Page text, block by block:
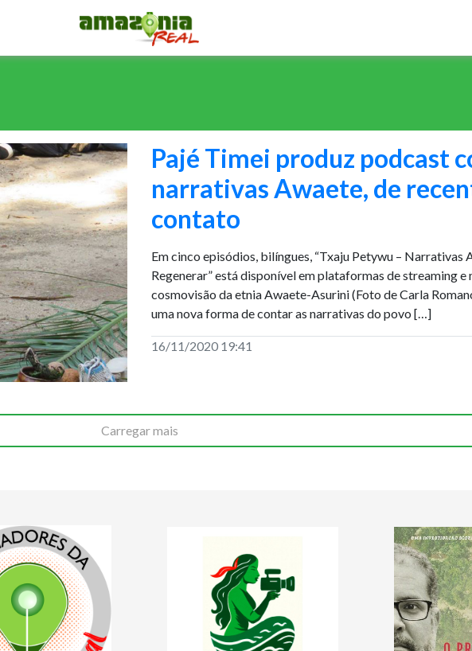
Pajé Timei produz podcast
narrativas Awaete, de
contato
Em cinco episódios, bilíngues, “Txaju Petywu – Narrativas
Regenerar” está disponível em plataformas de streaming e
cosmovisão da etnia Awaete-Asurini (Foto de Carla
uma nova forma de contar as narrativas do povo […]
16/11/2020 19:41
Carregar mais